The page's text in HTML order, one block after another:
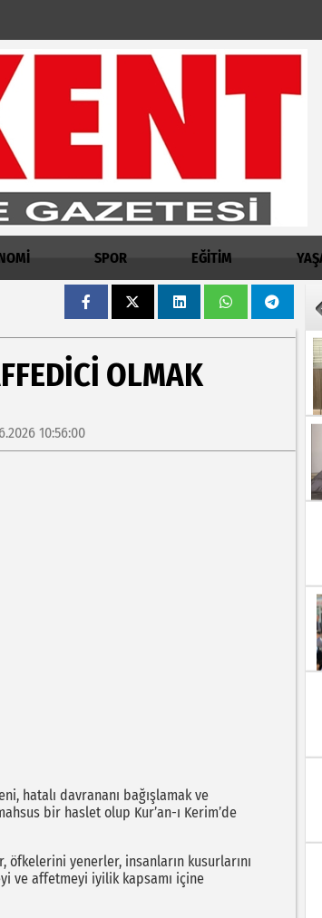
SPOR EĞİTİM
OLMAK
10:56:00
hatalı davrananı bağışlamak ve
bir haslet olup Kur’an-ı Kerim’de
öfkelerini yenerler, insanların kusurlarını
ve affetmeyi iyilik kapsamı içine